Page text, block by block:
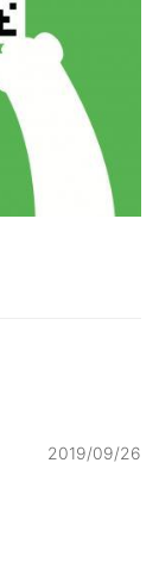
2019/09/26